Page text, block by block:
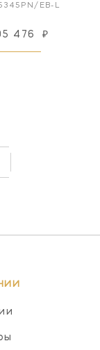
EB-L
476 ₽